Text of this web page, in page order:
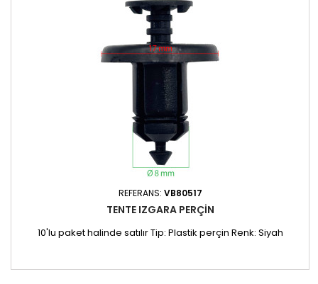
REFERANS: VB80517
TENTE IZGARA PERÇIN
10'lu paket halinde satılır Tip: Plastik perçin Renk: Siyah